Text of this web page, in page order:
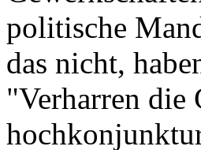
politische
das nicht,
"Verharren die